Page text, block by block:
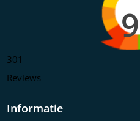
9
301
Reviews
Informatie